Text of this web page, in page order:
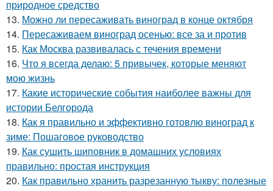
природное средство
13. Можно ли пересаживать виноград в конце октября
14. Пересаживаем виноград осенью: все за и против
15. Как Москва развивалась с течения времени
16. Что я всегда делаю: 5 привычек, которые меняют
мою жизнь
17. Какие исторические события наиболее важны для
истории Белгорода
18. Как я правильно и эффективно готовлю виноград к
зиме: Пошаговое руководство
19. Как сушить шиповник в домашних условиях
правильно: простая инструкция
20. Как правильно хранить разрезанную тыкву: полезные